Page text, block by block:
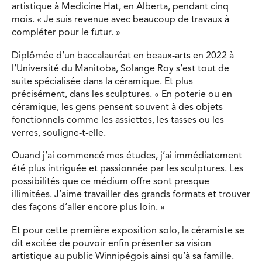
artistique à Medicine Hat, en Alberta, pendant cinq
mois. « Je suis revenue avec beaucoup de travaux à
compléter pour le futur. »
Diplômée d’un baccalauréat en beaux-arts en 2022 à
l’Université du Manitoba, Solange Roy s’est tout de
suite spécialisée dans la céramique. Et plus
précisément, dans les sculptures. « En poterie ou en
céramique, les gens pensent souvent à des objets
fonctionnels comme les assiettes, les tasses ou les
verres, souligne-t-elle.
Quand j’ai commencé mes études, j’ai immédiatement
été plus intriguée et passionnée par les sculptures. Les
possibilités que ce médium offre sont presque
illimitées. J’aime travailler des grands formats et trouver
des façons d’aller encore plus loin. »
Et pour cette première exposition solo, la céramiste se
dit excitée de pouvoir enfin présenter sa vision
artistique au public Winnipégois ainsi qu’à sa famille.